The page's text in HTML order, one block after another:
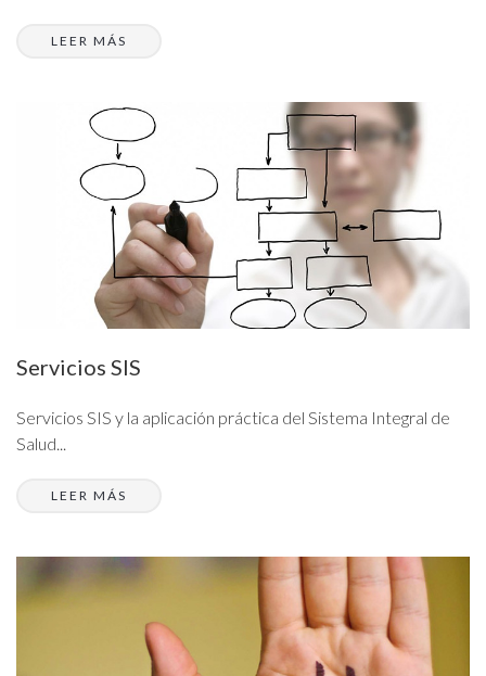
LEER MÁS
Servicios SIS
Servicios SIS y la aplicación práctica del Sistema Integral de
Salud...
LEER MÁS